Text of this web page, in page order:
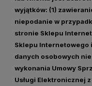
wyjątków: (1)
niepodanie w
stronie Sklepu
Sklepu Internetowego
danych osobowych
wykonania Umowy
Usługi Elektronicznej